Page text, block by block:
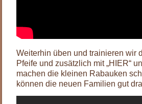
Weiterhin üben und trainieren wir
Pfeife und zusätzlich mit „HIER“
machen die kleinen Rabauken
können die neuen Familien gut